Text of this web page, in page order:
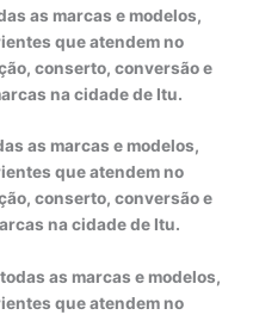
as marcas e modelos,
que atendem no
conserto, conversão e
na cidade de Itu.
as marcas e modelos,
que atendem no
conserto, conversão e
na cidade de Itu.
as marcas e modelos,
que atendem no